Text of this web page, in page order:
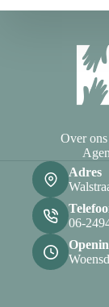
Over ons
Adres
06-